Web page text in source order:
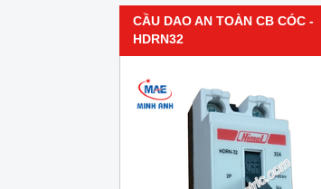
CẦU DAO AN TOÀN CB CÓC -
HDRN32